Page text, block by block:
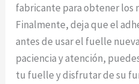
fabricante para obtener los
Finalmente, deja que el
antes de usar el fuelle
paciencia y atención,
tu fuelle y disfrutar de su